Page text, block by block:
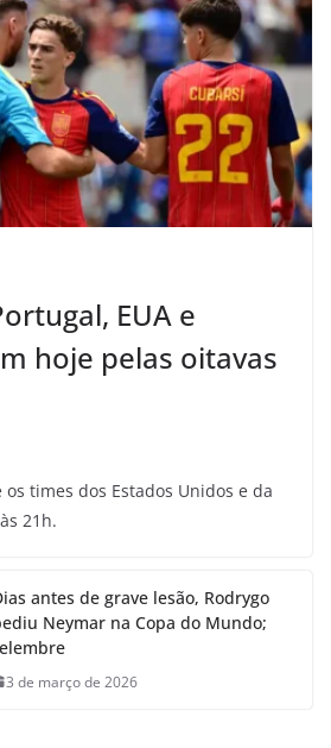
EUA e
hoje pelas oitavas
times dos Estados Unidos e da
21h.
antes de grave lesão, Rodrygo
Neymar na Copa do Mundo;
3 de março de 2026